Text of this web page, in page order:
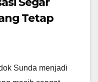
Tetap
Sunda menjadi